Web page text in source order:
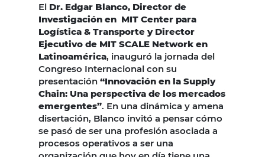
El Dr. Edgar Blanco, Director de
Investigación en MIT Center para
Logística & Transporte y Director
Ejecutivo de MIT SCALE Network en
Latinoamérica, inauguró la jornada del
Congreso Internacional con su
presentación “Innovación en la Supply
Chain: Una perspectiva de los mercados
emergentes”. En una dinámica y amena
disertación, Blanco invitó a pensar cómo
se pasó de ser una profesión asociada a
procesos operativos a ser una